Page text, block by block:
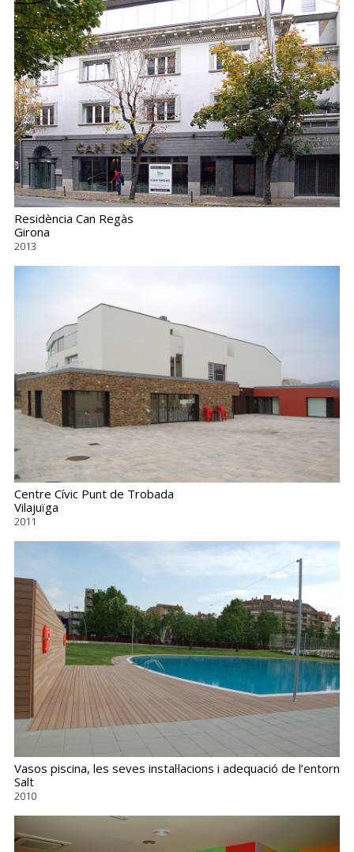
Residència Can Regàs
Girona
2013
Centre Cívic Punt de Trobada
Vilajuïga
2011
Vasos piscina, les seves instal·lacions i adequació de l’entorn
Salt
2010